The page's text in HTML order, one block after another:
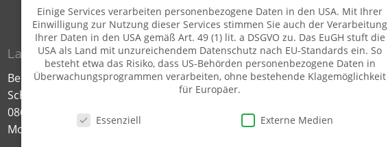
Lager für Sachspenden
Bernd Weißbach
Schillerstr. 20
08606 Oelsnitz
Mobil: 01520 5324593
Weitere Informationen
Kontakt
Impressum
Datenschutz
Pate werden
Einige Services verarbeiten personenbezogene Daten in den USA. Mit Ihrer
Einwilligung zur Nutzung dieser Services stimmen Sie auch der Verarbeitung
Ihrer Daten in den USA gemäß Art. 49 (1) lit. a DSGVO zu. Das EuGH stuft die
USA als Land mit unzureichendem Datenschutz nach EU-Standards ein. So
besteht etwa das Risiko, dass US-Behörden personenbezogene Daten in
Überwachungsprogrammen verarbeiten, ohne bestehende Klagemöglichkeit
für Europäer.
Datenschutzeinstellungen
Essenziell Externe Medien